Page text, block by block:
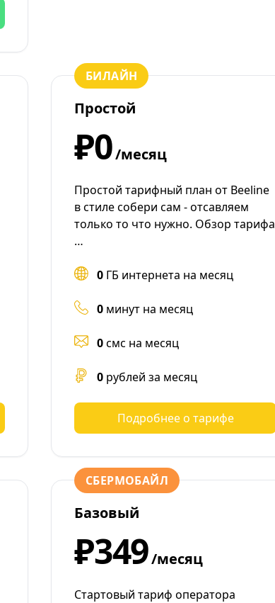
БИЛАЙН
Простой
₽0/месяц
Простой тарифный план от Beeline
в стиле собери сам - отсавляем
только то что нужно. Обзор тарифа
…
0 ГБ интернета на месяц
0 минут на месяц
0смс на месяц
0 рублей за месяц
Подробнее о тарифе
СБЕРМОБАЙЛ
Базовый
₽349/месяц
Стартовый тариф оператора